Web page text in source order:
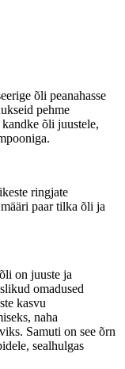
õli peanahasse
pehme
õli juustele,
ringjate
paar tilka õli ja
on juuste ja
omadused
kasvu
naha
Samuti on see õrn
sealhulgas